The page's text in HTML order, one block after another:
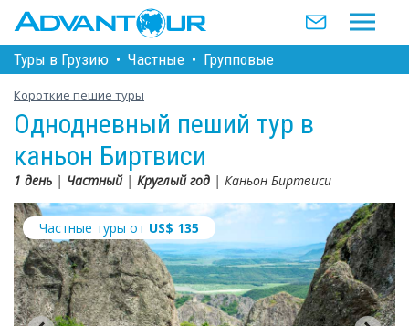
Туры в Грузию • Частные • Групповые
Короткие пешие туры
Однодневный пеший тур в
каньон Биртвиси
1 день | Частный| Круглый год | Каньон Биртвиси
Частные туры от US$ 135